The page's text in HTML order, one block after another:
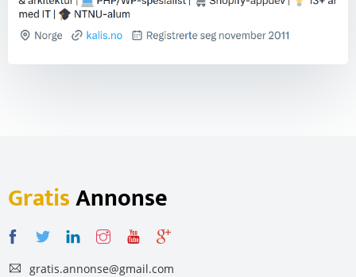
GratisAnnonse
gratis.annonse@gmail.com